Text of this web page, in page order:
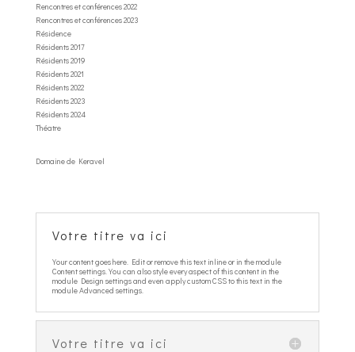
Rencontres et conférences 2022
Rencontres et conférences 2023
Résidence
Résidents 2017
Résidents 2019
Résidents 2021
Résidents 2022
Résidents 2023
Résidents 2024
Théatre
Domaine de Keravel
Votre titre va ici
Your content goes here. Edit or remove this text inline or in the module
Content settings. You can also style every aspect of this content in the
module Design settings and even apply custom CSS to this text in the
module Advanced settings.
Votre titre va ici